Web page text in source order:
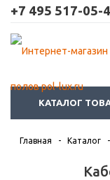
+7 495 517-05-
КАТАЛОГ
Главная - Каталог -